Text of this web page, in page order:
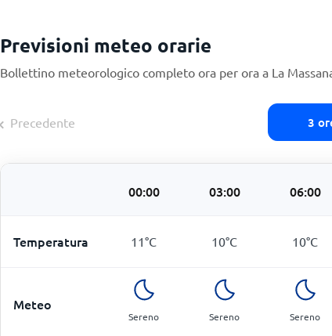
Previsioni meteo orarie
Bollettino meteorologico completo ora per ora a La
Precedente 3
00:00 03:00 06:00
Temperatura 11°C 10°C 10°C
Meteo
Sereno Sereno Sereno